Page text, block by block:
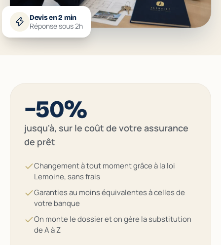
Devis en 2 min
Réponse sous 2h
−50%
jusqu'à, sur le coût de votre assurance
de prêt
Changement à tout moment grâce à la loi
Lemoine, sans frais
Garanties au moins équivalentes à celles de
votre banque
On monte le dossier et on gère la substitution
de A à Z